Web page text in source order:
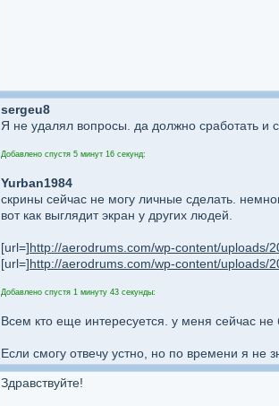
sergeu8
Я не удалял вопросы. да должно сработать и
Добавлено спустя 5 минут 16 секунд:
Yurban1984
скрины сейчас не могу личные сделать.
вот как выглядит экран у других людей.
[url=]http://aerodrums.com/wp-content/uploads/
[url=]http://aerodrums.com/wp-content/uploads/
Добавлено спустя 1 минуту 43 секунды:
Всем кто еще интересуется. у меня сейчас не
Если смогу отвечу устно, но по времени я не
Здравствуйте!